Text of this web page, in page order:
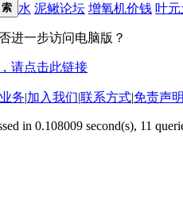
索 水 泥鳅论坛 增氧机价钱 叶
进一步访问电脑版？
请点击此链接
务|加入我们|联系方式|免责声
in 0.108009 second(s), 11